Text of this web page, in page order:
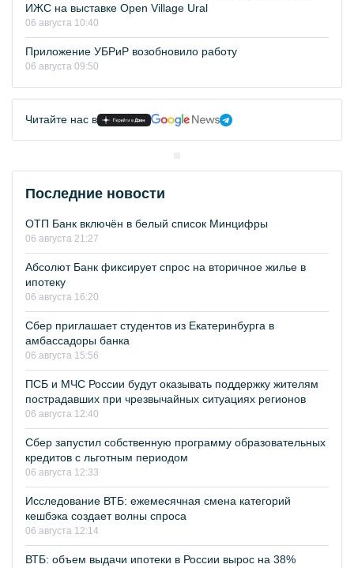
ИЖС на выставке Open Village Ural
06 августа 10:40
Приложение УБРиР возобновило работу
06 августа 09:50
Читайте нас в
Последние новости
ОТП Банк включён в белый список Минцифры
06 августа 21:27
Абсолют Банк фиксирует спрос на вторичное жилье в
ипотеку
06 августа 16:20
Сбер приглашает студентов из Екатеринбурга в
амбассадоры банка
06 августа 15:56
ПСБ и МЧС России будут оказывать поддержку жителям
пострадавших при чрезвычайных ситуациях регионов
06 августа 12:40
Сбер запустил собственную программу образовательных
кредитов с льготным периодом
06 августа 12:33
Исследование ВТБ: ежемесячная смена категорий
кешбэка создает волны спроса
06 августа 12:14
ВТБ: объем выдачи ипотеки в России вырос на 38%